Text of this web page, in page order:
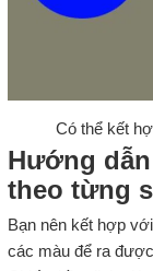
Có thể kết
Hướng
theo từng
Bạn nên kết hợp
các màu để ra